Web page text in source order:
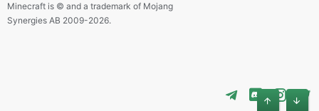
Minecraft is © and a trademark of Mojang
Synergies AB 2009-2026.
Alto Basso